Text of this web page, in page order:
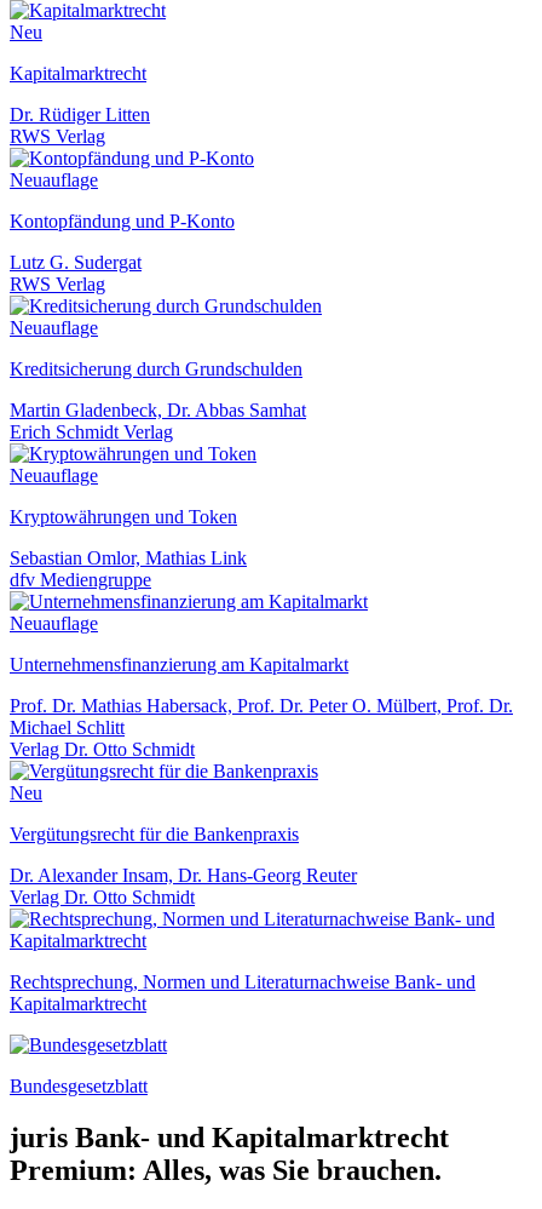
Neu
Kapitalmarktrecht
Dr. Rüdiger Litten
RWS Verlag
Neuauflage
Kontopfändung und P-Konto
Lutz G. Sudergat
RWS Verlag
Neuauflage
Kreditsicherung durch Grundschulden
Martin Gladenbeck, Dr. Abbas Samhat
Erich Schmidt Verlag
Neuauflage
Kryptowährungen und Token
Sebastian Omlor, Mathias Link
dfv Mediengruppe
Neuauflage
Unternehmensfinanzierung am Kapitalmarkt
Prof. Dr. Mathias Habersack, Prof. Dr. Peter O. Mülbert, Prof. Dr.
Michael Schlitt
Verlag Dr. Otto Schmidt
Neu
Vergütungsrecht für die Bankenpraxis
Dr. Alexander Insam, Dr. Hans-Georg Reuter
Verlag Dr. Otto Schmidt
Rechtsprechung, Normen und Literaturnachweise Bank- und
Kapitalmarktrecht
Bundesgesetzblatt
juris Bank- und Kapitalmarktrecht
Premium: Alles, was Sie brauchen.